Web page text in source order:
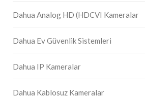
Dahua Analog HD (HDCVI Kameralar
Dahua Ev Güvenlik Sistemleri
Dahua IP Kameralar
Dahua Kablosuz Kameralar